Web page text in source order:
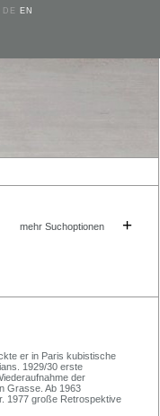
EN
mehr Suchoptionen +
er in Paris kubistische
1929/30 erste
der
Grasse. Ab 1963
1977 große Retrospektive